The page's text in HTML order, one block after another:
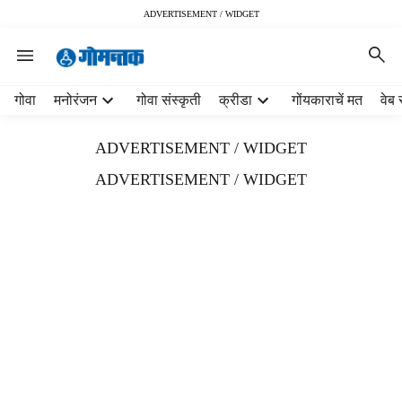
ADVERTISEMENT / WIDGET
गोवा मनोरंजन गोवा संस्कृती क्रीडा गोंयकाराचें मत वेब
ADVERTISEMENT / WIDGET
ADVERTISEMENT / WIDGET